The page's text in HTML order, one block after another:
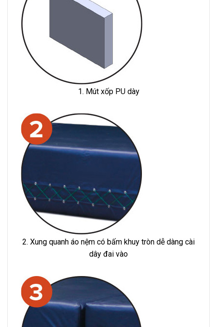
1. Mút xốp PU dày
2. Xung quanh áo nệm có bấm khuy tròn dễ dàng cài
dây đai vào